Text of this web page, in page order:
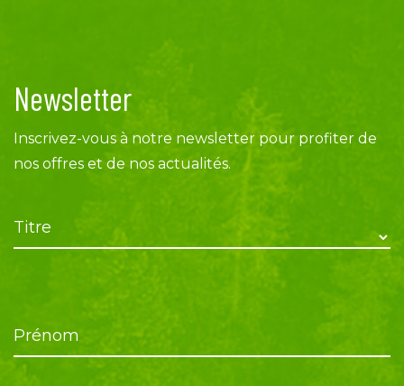
Newsletter
Inscrivez-vous à notre newsletter pour profiter de
nos offres et de nos actualités.
Titre
Prénom